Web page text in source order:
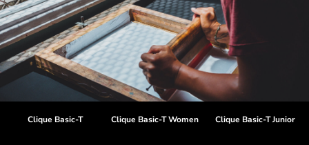
Clique Basic-T Clique Basic-T Women Clique Basic-T Junior